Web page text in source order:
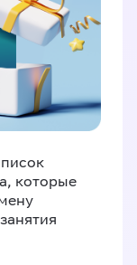
которые